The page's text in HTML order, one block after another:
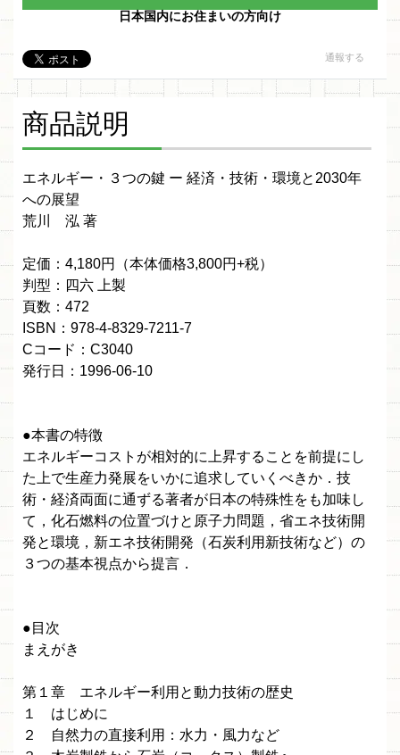
日本国内にお住まいの方向け
通報する
商品説明
エネルギー・３つの鍵 ー 経済・技術・環境と2030年
への展望
荒川 泓 著
定価：4,180円（本体価格3,800円+税）
判型：四六 上製
頁数：472
ISBN：978-4-8329-7211-7
Cコード：C3040
発行日：1996-06-10
●本書の特徴
エネルギーコストが相対的に上昇することを前提にし
た上で生産力発展をいかに追求していくべきか．技
術・経済両面に通ずる著者が日本の特殊性をも加味し
て，化石燃料の位置づけと原子力問題，省エネ技術開
発と環境，新エネ技術開発（石炭利用新技術など）の
３つの基本視点から提言．
●目次
まえがき
第１章 エネルギー利用と動力技術の歴史
１ はじめに
２ 自然力の直接利用：水力・風力など